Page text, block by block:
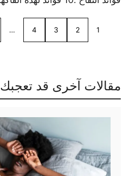
1
2
3
4
…
مقالات آخرى قد تعجبك